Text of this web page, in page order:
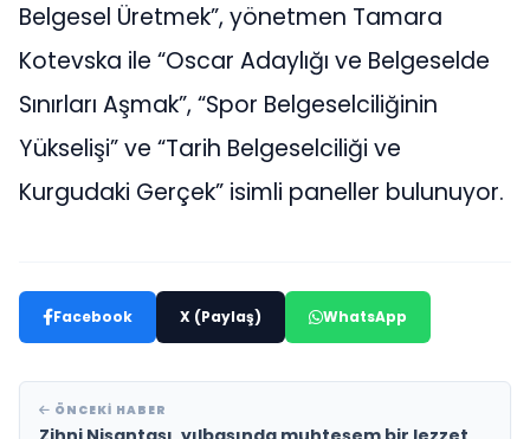
Belgesel Üretmek”, yönetmen Tamara
Kotevska ile “Oscar Adaylığı ve Belgeselde
Sınırları Aşmak”, “Spor Belgeselciliğinin
Yükselişi” ve “Tarih Belgeselciliği ve
Kurgudaki Gerçek” isimli paneller bulunuyor.
Facebook X (Paylaş) WhatsApp
ÖNCEKI HABER